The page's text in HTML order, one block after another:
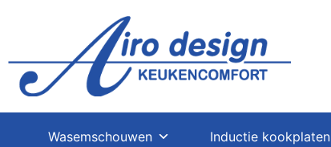
Wasemschouwen Inductie kookplaten